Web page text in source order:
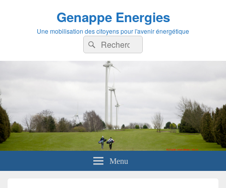
Genappe Energies
Une mobilisation des citoyens pour l'avenir énergétique
Recherche :
Rechercher
Menu